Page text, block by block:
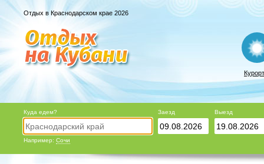
Отдых в Краснодарском крае 2026
Куда едем?
Например: Сочи
Заезд Выезд